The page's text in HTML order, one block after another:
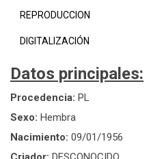
REPRODUCCION
DIGITALIZACIÓN
Datos principales:
Procedencia: PL
Sexo: Hembra
Nacimiento: 09/01/1956